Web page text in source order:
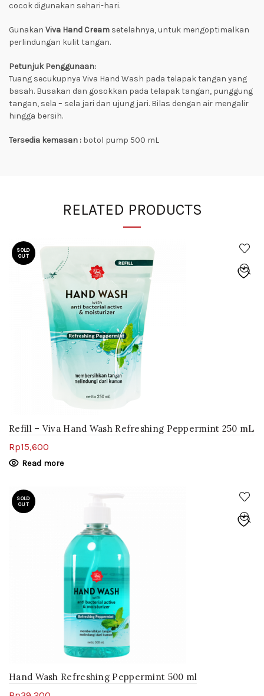
cocok digunakan sehari-hari.
Gunakan Viva Hand Cream setelahnya, untuk mengoptimalkan
perlindungan kulit tangan.
Petunjuk Penggunaan:
Tuang secukupnya Viva Hand Wash pada telapak tangan yang
basah. Busakan dan gosokkan pada telapak tangan, punggung
tangan, sela – sela jari dan ujung jari. Bilas dengan air mengalir
hingga bersih.
Tersedia kemasan : botol pump 500 mL
RELATED PRODUCTS
SOLD
OUT
Refill – Viva Hand Wash Refreshing Peppermint 250 mL
Rp15,600
Read more
SOLD
OUT
Hand Wash Refreshing Peppermint 500 ml